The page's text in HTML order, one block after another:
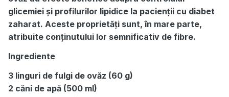
glicemiei și profilurilor lipidice la pacienții cu diabet
zaharat. Aceste proprietăți sunt, în mare parte,
atribuite conținutului lor semnificativ de fibre.
Ingrediente
3 linguri de fulgi de ovăz (60 g)
2 căni de apă (500 ml)